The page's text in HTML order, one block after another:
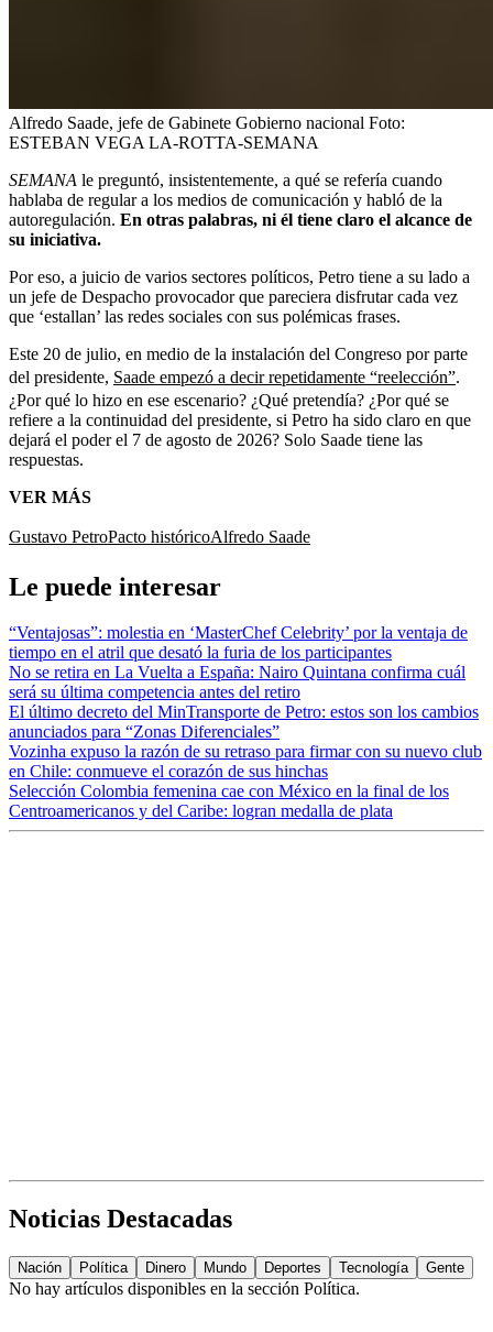
Alfredo Saade, jefe de Gabinete Gobierno nacional Foto:
ESTEBAN VEGA LA-ROTTA-SEMANA
SEMANA le preguntó, insistentemente, a qué se refería cuando
hablaba de regular a los medios de comunicación y habló de la
autoregulación. En otras palabras, ni él tiene claro el alcance de
su iniciativa.
Por eso, a juicio de varios sectores políticos, Petro tiene a su lado a
un jefe de Despacho provocador que pareciera disfrutar cada vez
que ‘estallan’ las redes sociales con sus polémicas frases.
Este 20 de julio, en medio de la instalación del Congreso por parte
del presidente, Saade empezó a decir repetidamente “reelección”.
¿Por qué lo hizo en ese escenario? ¿Qué pretendía? ¿Por qué se
refiere a la continuidad del presidente, si Petro ha sido claro en que
dejará el poder el 7 de agosto de 2026? Solo Saade tiene las
respuestas.
VER MÁS
Gustavo PetroPacto históricoAlfredo Saade
Le puede interesar
“Ventajosas”: molestia en ‘MasterChef Celebrity’ por la ventaja de
tiempo en el atril que desató la furia de los participantes
No se retira en La Vuelta a España: Nairo Quintana confirma cuál
será su última competencia antes del retiro
El último decreto del MinTransporte de Petro: estos son los cambios
anunciados para “Zonas Diferenciales”
Vozinha expuso la razón de su retraso para firmar con su nuevo club
en Chile: conmueve el corazón de sus hinchas
Selección Colombia femenina cae con México en la final de los
Centroamericanos y del Caribe: logran medalla de plata
Noticias Destacadas
Nación Política Dinero Mundo Deportes Tecnología Gente
No hay artículos disponibles en la sección Política.